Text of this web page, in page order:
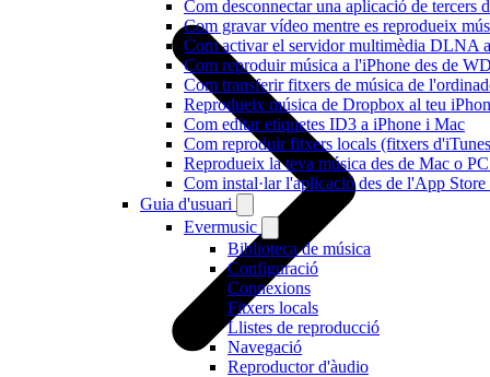
Com desconnectar una aplicació de tercers
Com gravar vídeo mentre es reprodueix
Com activar el servidor multimèdia DLNA
Com reproduir música a l'iPhone des de
Com transferir fitxers de música de
Reprodueix música de Dropbox al teu
Com editar etiquetes ID3 a iPhone i Mac
Com reproduir fitxers locals (fitxers
Reprodueix la teva música des de Mac o
Com instal·lar l'aplicació des de l'App
Guia d'usuari
Evermusic
Biblioteca de música
Configuració
Connexions
Fitxers locals
Llistes de reproducció
Navegació
Reproductor d'àudio